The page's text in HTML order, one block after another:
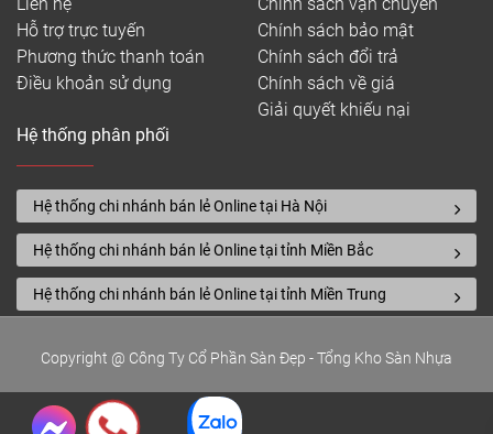
Hỗ trợ trực tuyến
Phương thức thanh toán
Điều khoản sử dụng
Chính sách bảo mật
Chính sách đổi trả
Chính sách về giá
Giải quyết khiếu nại
Hệ thống phân phối
Hệ thống chi nhánh bán lẻ Online tại Hà Nội
Hệ thống chi nhánh bán lẻ Online tại tỉnh Miền Bắc
Hệ thống chi nhánh bán lẻ Online tại tỉnh Miền Trung
Copyright @ Công Ty Cổ Phần Sàn Đẹp - Tổng Kho Sàn Nhựa